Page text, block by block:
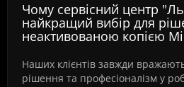
Чому сервісний центр
найкращий вибір для
неактивованою копією
Наших клієнтів завжди
рішення та професіоналізм у